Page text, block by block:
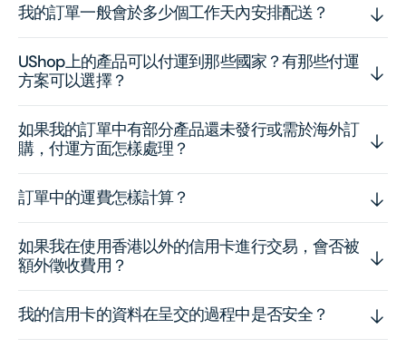
我的訂單一般會於多少個工作天內安排配送？
UShop上的產品可以付運到那些國家？有那些付運
方案可以選擇？
如果我的訂單中有部分產品還未發行或需於海外訂
購，付運方面怎樣處理？
訂單中的運費怎樣計算？
如果我在使用香港以外的信用卡進行交易，會否被
額外徵收費用？
我的信用卡的資料在呈交的過程中是否安全？